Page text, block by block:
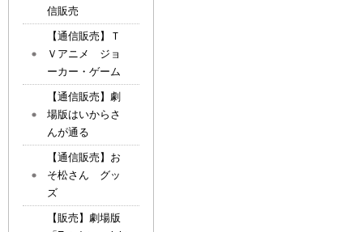
信販売
【通信販売】Ｔ
Ｖアニメ ジョ
ーカー・ゲーム
【通信販売】劇
場版はいからさ
んが通る
【通信販売】お
そ松さん グッ
ズ
【販売】劇場版